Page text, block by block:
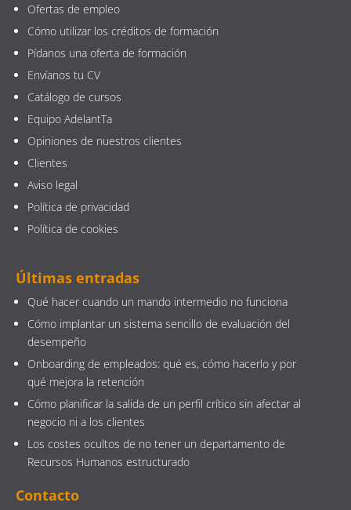
Ofertas de empleo
Cómo utilizar los créditos de formación
Pídanos una oferta de formación
Envíanos tu CV
Catálogo de cursos
Equipo AdelantTa
Opiniones de nuestros clientes
Clientes
Aviso legal
Política de privacidad
Política de cookies
Últimas entradas
Qué hacer cuando un mando intermedio no funciona
Cómo implantar un sistema sencillo de evaluación del
desempeño
Onboarding de empleados: qué es, cómo hacerlo y por
qué mejora la retención
Cómo planificar la salida de un perfil crítico sin afectar al
negocio ni a los clientes
Los costes ocultos de no tener un departamento de
Recursos Humanos estructurado
Contacto